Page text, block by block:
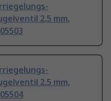
2.5 mm,
2.5 mm,